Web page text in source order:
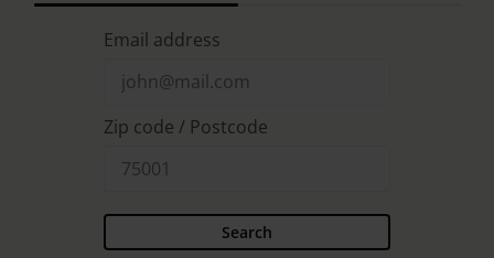
Email address
Zip code / Postcode
Search